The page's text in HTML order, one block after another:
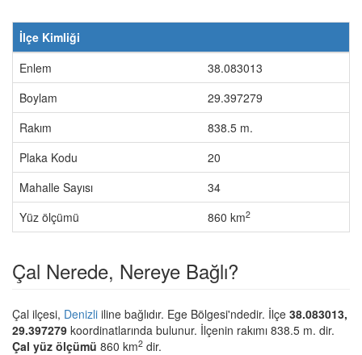
İlçe Kimliği
Enlem
38.083013
Boylam
29.397279
Rakım
838.5 m.
Plaka Kodu
20
Mahalle Sayısı
34
Yüz ölçümü
860 km2
Çal Nerede, Nereye Bağlı?
Çal ilçesi, Denizli iline bağlıdır. Ege Bölgesi'ndedir. İlçe 38.083013,
29.397279 koordinatlarında bulunur. İlçenin rakımı 838.5 m. dir.
Çal yüz ölçümü 860 km2 dir.